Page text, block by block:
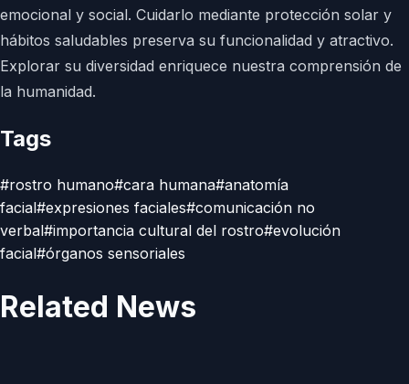
emocional y social. Cuidarlo mediante protección solar y
hábitos saludables preserva su funcionalidad y atractivo.
Explorar su diversidad enriquece nuestra comprensión de
la humanidad.
Tags
#rostro humano#cara humana#anatomía
facial#expresiones faciales#comunicación no
verbal#importancia cultural del rostro#evolución
facial#órganos sensoriales
Related News